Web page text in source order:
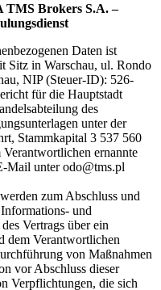
TMS Brokers S.A. –
Daten ist
in Warschau, ul. Rondo
NIP (Steuer-ID): 526-
für die Hauptstadt
des
unter der
Stammkapital 3 537 560
ernannte
Mail unter odo@tms.pl
zum Abschluss und
und
Vertrags über ein
dem Verantwortlichen
von Maßnahmen
vor Abschluss dieser
Verpflichtungen, die sich